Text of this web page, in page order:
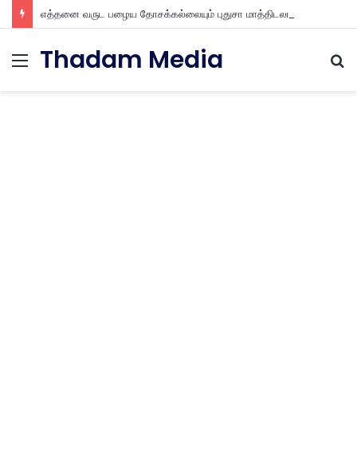
Menu
Thadam Media